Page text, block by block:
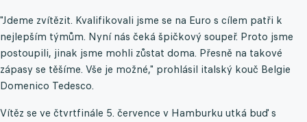
"Jdeme zvítězit. Kvalifikovali jsme se na Euro s cílem patři k
nejlepším týmům. Nyní nás čeká špičkový soupeř. Proto jsme
postoupili, jinak jsme mohli zůstat doma. Přesně na takové
zápasy se těšíme. Vše je možné," prohlásil italský kouč Belgie
Domenico Tedesco.
Vítěz se ve čtvrtfinále 5. července v Hamburku utká buď s